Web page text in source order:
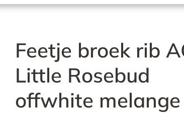
Feetje broek rib
Little Rosebud
offwhite melange